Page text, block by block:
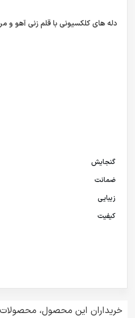
دله های کلکسیونی با قلم زنی آهو و
گنجایش
ضمانت
زیبایی
کیفیت
خریداران این محصول، محصولات